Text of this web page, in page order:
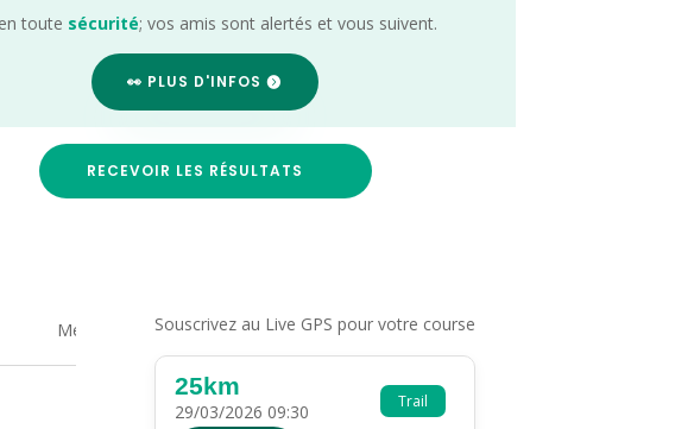
toute sécurité; vos amis sont alertés et vous suivent.
👀 PLUS D'INFOS
RECEVOIR LES RÉSULTATS
Medias Souscrivez au Live GPS pour votre course
Trail
25km
29/03/2026 09:30